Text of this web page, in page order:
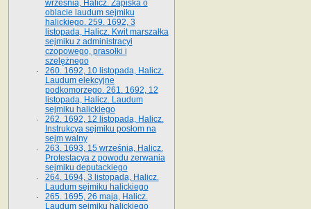
września, Halicz. Zapiska o
oblacie laudum sejmiku
halickiego. 259. 1692, 3
listopada, Halicz. Kwit marszałka
sejmiku z administracyi
czopowego, prasołki i
szelężnego
260. 1692, 10 listopada, Halicz.
Laudum elekcyjne
podkomorzego. 261. 1692, 12
listopada, Halicz. Laudum
sejmiku halickiego
262. 1692, 12 listopada, Halicz.
Instrukcya sejmiku posłom na
sejm walny
263. 1693, 15 września, Halicz.
Protestacya z powodu zerwania
sejmiku deputackiego
264. 1694, 3 listopada, Halicz.
Laudum sejmiku halickiego
265. 1695, 26 maja, Halicz.
Laudum sejmiku halickiego